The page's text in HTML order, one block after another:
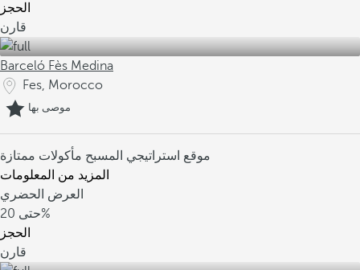
الحجز
قارن
Barceló Fès Medina
Fes, Morocco
موصى بها
موقع استراتيجي المسبح مأكولات ممتازة
المزيد من المعلومات
العرض الحضري
حتى20%
الحجز
قارن